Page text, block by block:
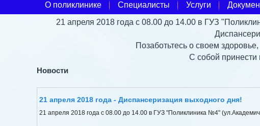
О поликлинике Специалисты Услуги
21 апреля 2018 года с 08.00 до 14.00 в ГУЗ
Позаботьтесь о своем
С собой принести
Новости
21 апреля 2018 года - Диспансеризация выходного дня!
21 апреля 2018 года с 08.00 до 14.00 в ГУЗ "Поликлиника №4"